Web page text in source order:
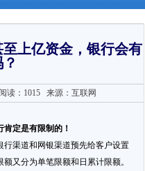
上亿资金，银行会有
阅读：1015来源：互联网
定是有限制的！
行渠道和网银渠道预先给客户设置
又分为单笔限额和日累计限额。